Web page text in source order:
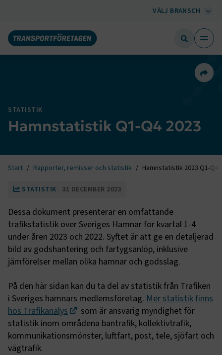
VÄLJ BRANSCH
STATISTIK
Hamnstatistik Q1-Q4 2023
Start Rapporter, remisser och statistik Hamnstatistik 2023 Q1-Q4
Dela
STATISTIK 31 DECEMBER 2023
Dessa dokument presenterar en omfattande
trafikstatistik över Sveriges Hamnar för kvartal 1-4
under åren 2023 och 2022. Syftet är att ge en detaljerad
bild av godshantering och fartygsanlöp, inklusive
jämförelser mellan olika hamnar och godsslag.
På den här sidan kan du ta del av statistik från Trafiken
i Sveriges hamnars medlemsföretag. Mer statistik finns
hos Trafikanalys
som är ansvarig myndighet för
statistik inom områdena bantrafik, kollektivtrafik,
kommunikationsmönster, luftfart, post, tele, sjöfart och
vägtrafik.